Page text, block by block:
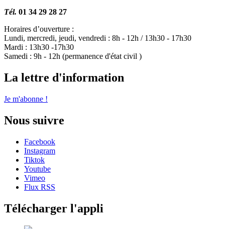
Tél. 01 34 29 28 27
Horaires d’ouverture :
Lundi, mercredi, jeudi, vendredi : 8h - 12h / 13h30 - 17h30
Mardi : 13h30 -17h30
Samedi : 9h - 12h (permanence d'état civil )
La lettre d'information
Je m'abonne !
Nous suivre
Facebook
Instagram
Tiktok
Youtube
Vimeo
Flux RSS
Télécharger l'appli